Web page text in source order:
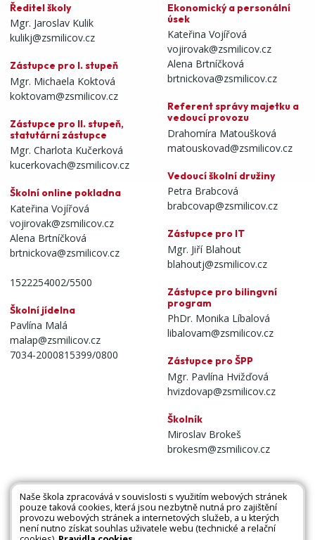
Ředitel školy
Mgr. Jaroslav Kulik
kulikj@zsmilicov.cz
Zástupce pro I. stupeň
Mgr. Michaela Koktová
koktovam@zsmilicov.cz
Zástupce pro II. stupeň,
statutární zástupce
Mgr. Charlota Kučerková
kucerkovach@zsmilicov.cz
Školní online pokladna
Kateřina Vojířová
vojirovak@zsmilicov.cz
Alena Brtníčková
brtnickova@zsmilicov.cz
1522254002/5500
Školní jídelna
Pavlína Malá
malap@zsmilicov.cz
7034-2000815399/0800
Ekonomický a personální
úsek
Kateřina Vojířová
vojirovak@zsmilicov.cz
Alena Brtníčková
brtnickova@zsmilicov.cz
Referent správy majetku a
vedoucí provozu
Drahomíra Matoušková
matouskovad@zsmilicov.cz
Vedoucí školní družiny
Petra Brabcová
brabcovap@zsmilicov.cz
Zástupce pro IT
Mgr. Jiří Blahout
blahoutj@zsmilicov.cz
Zástupce pro bilingvní
program
PhDr. Monika Líbalová
libalovam@zsmilicov.cz
Zástupce pro ŠPP
Mgr. Pavlína Hvižďová
hvizdovap@zsmilicov.cz
Školník
Miroslav Brokeš
brokesm@zsmilicov.cz
Všechna práva vyhrazena. Copyright © 2026 |
Mapa stránek|Kontakty|Přihlásit|Prohlášení
Naše škola zpracovává v souvislosti s využitím webových stránek
pouze taková cookies, která jsou nezbytně nutná pro zajištění
provozu webových stránek a internetových služeb, a u kterých
není nutno získat souhlas uživatele webu (technické a relační